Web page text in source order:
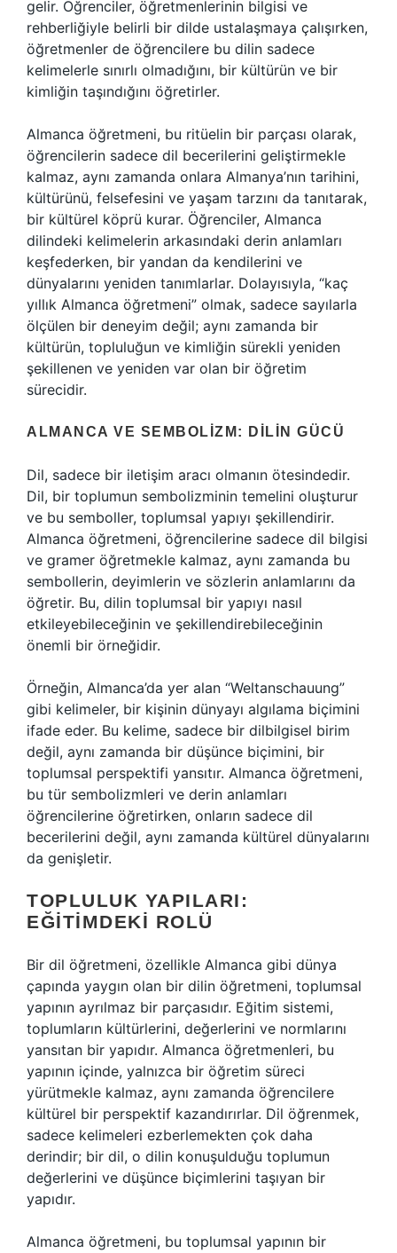
gelir. Öğrenciler, öğretmenlerinin bilgisi ve
rehberliğiyle belirli bir dilde ustalaşmaya çalışırken,
öğretmenler de öğrencilere bu dilin sadece
kelimelerle sınırlı olmadığını, bir kültürün ve bir
kimliğin taşındığını öğretirler.
Almanca öğretmeni, bu ritüelin bir parçası olarak,
öğrencilerin sadece dil becerilerini geliştirmekle
kalmaz, aynı zamanda onlara Almanya’nın tarihini,
kültürünü, felsefesini ve yaşam tarzını da tanıtarak,
bir kültürel köprü kurar. Öğrenciler, Almanca
dilindeki kelimelerin arkasındaki derin anlamları
keşfederken, bir yandan da kendilerini ve
dünyalarını yeniden tanımlarlar. Dolayısıyla, “kaç
yıllık Almanca öğretmeni” olmak, sadece sayılarla
ölçülen bir deneyim değil; aynı zamanda bir
kültürün, topluluğun ve kimliğin sürekli yeniden
şekillenen ve yeniden var olan bir öğretim
sürecidir.
ALMANCA VE SEMBOLIZM: DILIN GÜCÜ
Dil, sadece bir iletişim aracı olmanın ötesindedir.
Dil, bir toplumun sembolizminin temelini oluşturur
ve bu semboller, toplumsal yapıyı şekillendirir.
Almanca öğretmeni, öğrencilerine sadece dil bilgisi
ve gramer öğretmekle kalmaz, aynı zamanda bu
sembollerin, deyimlerin ve sözlerin anlamlarını da
öğretir. Bu, dilin toplumsal bir yapıyı nasıl
etkileyebileceğinin ve şekillendirebileceğinin
önemli bir örneğidir.
Örneğin, Almanca’da yer alan “Weltanschauung”
gibi kelimeler, bir kişinin dünyayı algılama biçimini
ifade eder. Bu kelime, sadece bir dilbilgisel birim
değil, aynı zamanda bir düşünce biçimini, bir
toplumsal perspektifi yansıtır. Almanca öğretmeni,
bu tür sembolizmleri ve derin anlamları
öğrencilerine öğretirken, onların sadece dil
becerilerini değil, aynı zamanda kültürel dünyalarını
da genişletir.
TOPLULUK YAPILARI:
EĞITIMDEKI ROLÜ
Bir dil öğretmeni, özellikle Almanca gibi dünya
çapında yaygın olan bir dilin öğretmeni, toplumsal
yapının ayrılmaz bir parçasıdır. Eğitim sistemi,
toplumların kültürlerini, değerlerini ve normlarını
yansıtan bir yapıdır. Almanca öğretmenleri, bu
yapının içinde, yalnızca bir öğretim süreci
yürütmekle kalmaz, aynı zamanda öğrencilere
kültürel bir perspektif kazandırırlar. Dil öğrenmek,
sadece kelimeleri ezberlemekten çok daha
derindir; bir dil, o dilin konuşulduğu toplumun
değerlerini ve düşünce biçimlerini taşıyan bir
yapıdır.
Almanca öğretmeni, bu toplumsal yapının bir